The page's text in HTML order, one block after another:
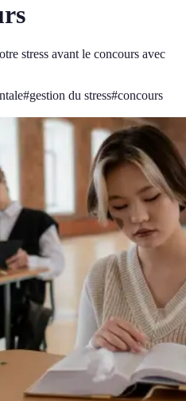
stress avant le concours avec
#gestion du stress#concours